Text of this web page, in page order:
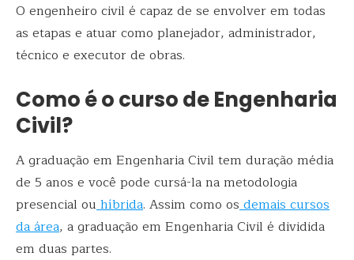
O engenheiro civil é capaz de se envolver em todas
as etapas e atuar como planejador, administrador,
técnico e executor de obras.
Como é o curso de Engenharia
Civil?
A graduação em Engenharia Civil tem duração média
de 5 anos e você pode cursá-la na metodologia
presencial ou híbrida. Assim como os demais cursos
da área, a graduação em Engenharia Civil é dividida
em duas partes.